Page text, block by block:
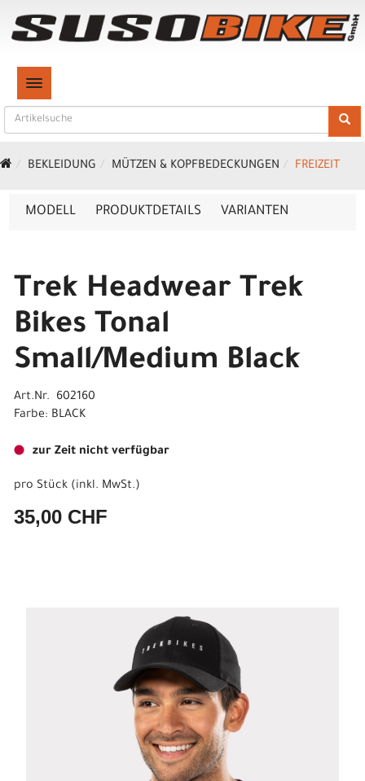
TOGGLE NAVIGATION
BEKLEIDUNG MÜTZEN & KOPFBEDECKUNGEN FREIZEIT
MODELL PRODUKTDETAILS VARIANTEN
Trek Headwear Trek
Bikes Tonal
Small/Medium Black
Art.Nr. 602160
Farbe: BLACK
zur Zeit nicht verfügbar
pro Stück (inkl. MwSt.)
35,00 CHF